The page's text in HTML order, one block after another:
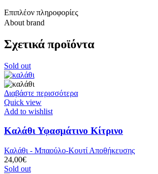
Επιπλέον πληροφορίες
About brand
Σχετικά προϊόντα
Sold out
Διαβάστε περισσότερα
Quick view
Add to wishlist
Καλάθι Υφασμάτινο Κίτρινο
Καλάθι - Μπαούλο-Κουτί Αποθήκευσης
24,00€
Sold out